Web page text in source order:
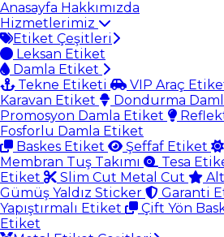
Anasayfa Hakkımızda
Hizmetlerimiz
Etiket Çeşitleri
Leksan Etiket
Damla Etiket
Tekne Etiketi
VIP Araç
Karavan Etiket
Dondurma
Promosyon Damla Etiket
Fosforlu Damla Etiket
Baskes Etiket
Şeffaf Etiket
Membran Tuş Takımı
Tesa
Etiket
Slim Cut Metal Cut
Gümüş Yaldız Sticker
Garanti
Yapıştırmalı Etiket
Çift Yön
Etiket